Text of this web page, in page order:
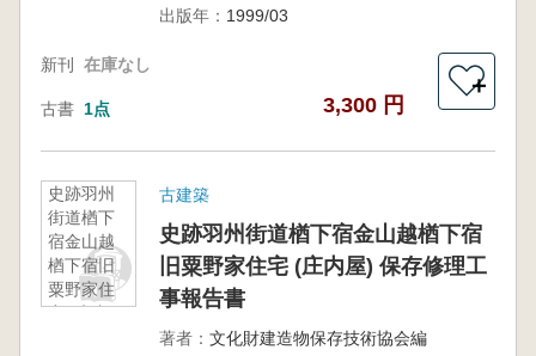
出版年： 1999/03
新刊 在庫なし
古書 1点 3,300 円
＋
史跡羽州
街道楢下
宿金山越
楢下宿旧
粟野家住
宅 (庄内
古建築
史跡羽州街道楢下宿金山越楢下宿
旧粟野家住宅 (庄内屋) 保存修理工
事報告書
著者： 文化財建造物保存技術協会編